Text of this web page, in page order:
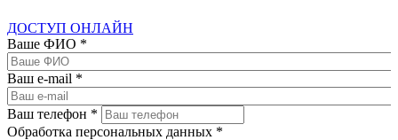
ДОСТУП ОНЛАЙН
Ваше ФИО *
Ваш e-mail *
Ваш телефон *
Обработка персональных данных *